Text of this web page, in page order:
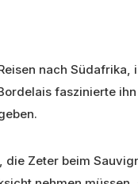
nach Südafrika,
faszinierte
Zeter beim